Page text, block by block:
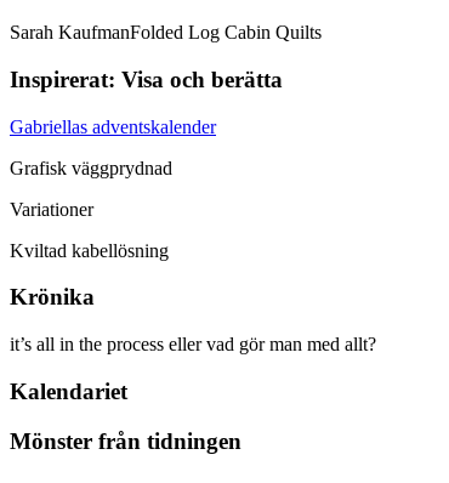
Sarah KaufmanFolded Log Cabin Quilts
Inspirerat: Visa och berätta
Gabriellas adventskalender
Grafisk väggprydnad
Variationer
Kviltad kabellösning
Krönika
it’s all in the process eller vad gör man med allt?
Kalendariet
Mönster från tidningen